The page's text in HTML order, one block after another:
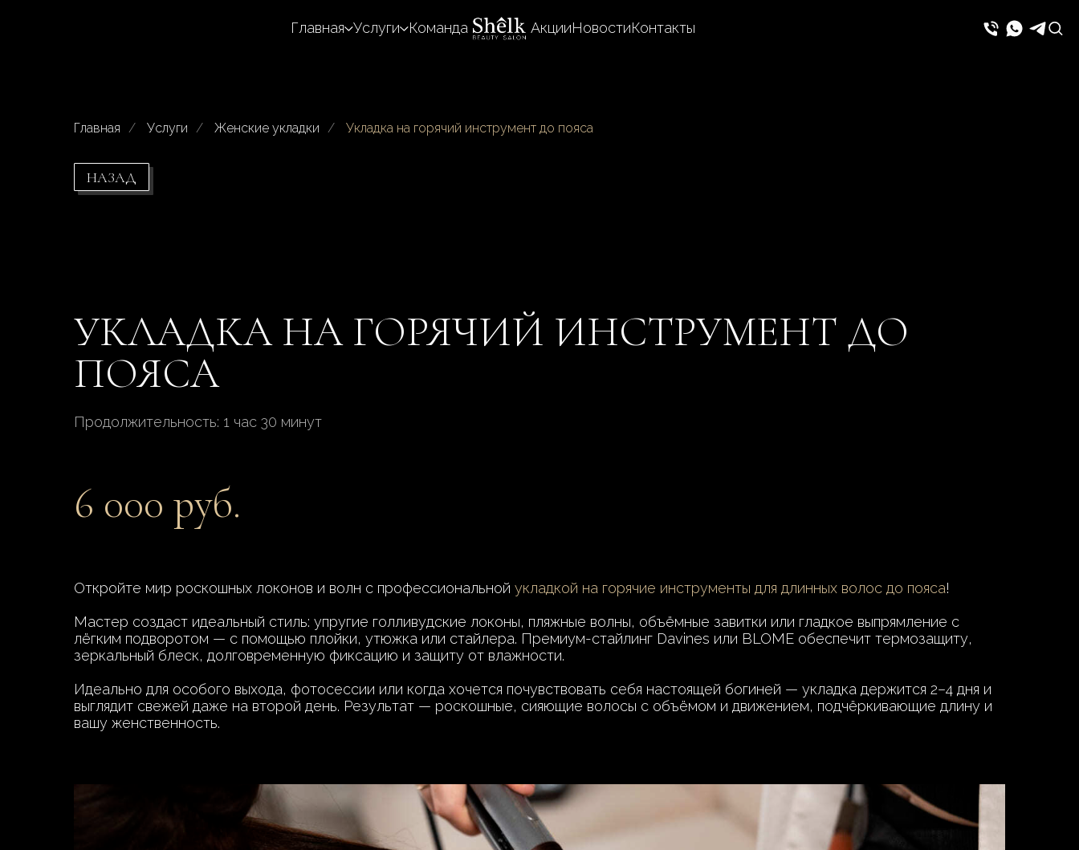
Главная Услуги Команда АкцииНовостиКонтакты
Главная / Услуги / Женские укладки / Укладка на горячий инструмент до пояса
НАЗАД
УКЛАДКА НА ГОРЯЧИЙ ИНСТРУМЕНТ ДО
ПОЯСА
Продолжительность: 1 час 30 минут
6 000 руб.
Откройте мир роскошных локонов и волн с профессиональной укладкой на горячие инструменты для длинных волос до пояса!
Мастер создаст идеальный стиль: упругие голливудские локоны, пляжные волны, объёмные завитки или гладкое выпрямление с
лёгким подворотом — с помощью плойки, утюжка или стайлера. Премиум-стайлинг Davines или BLOME обеспечит термозащиту,
зеркальный блеск, долговременную фиксацию и защиту от влажности.
Идеально для особого выхода, фотосессии или когда хочется почувствовать себя настоящей богиней — укладка держится 2–4 дня и
выглядит свежей даже на второй день. Результат — роскошные, сияющие волосы с объёмом и движением, подчёркивающие длину и
вашу женственность.